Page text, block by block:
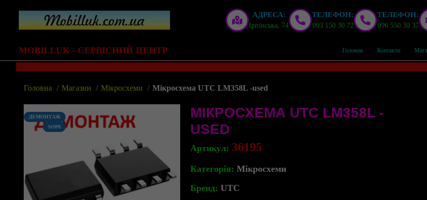
АДРЕСА:
Ірпінська, 74
ТЕЛЕФОН:
093 150 30 72
ТЕЛЕФОН:
096 550 30 37
MOBILLUK - СЕРВІСНИЙ ЦЕНТР Головна Контакти
Головна Магазин Мікросхеми Мікросхема UTC LM358L -used
ДЕМОНТАЖ
SOP8
МІКРОСХЕМА UTC LM358L -
USED
Артикул: 36195
Категорія: Мікросхеми
Бренд:UTC